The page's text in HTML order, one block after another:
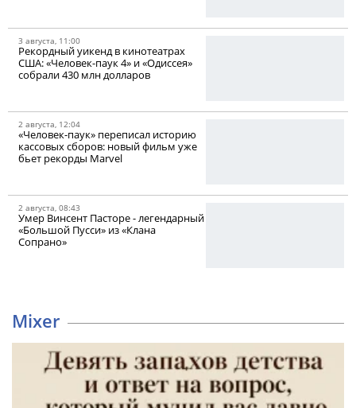
3 августа, 11:00
Рекордный уикенд в кинотеатрах
США: «Человек-паук 4» и «Одиссея»
собрали 430 млн долларов
2 августа, 12:04
«Человек-паук» переписал историю
кассовых сборов: новый фильм уже
бьет рекорды Marvel
2 августа, 08:43
Умер Винсент Пасторе - легендарный
«Большой Пусси» из «Клана
Сопрано»
Mixer